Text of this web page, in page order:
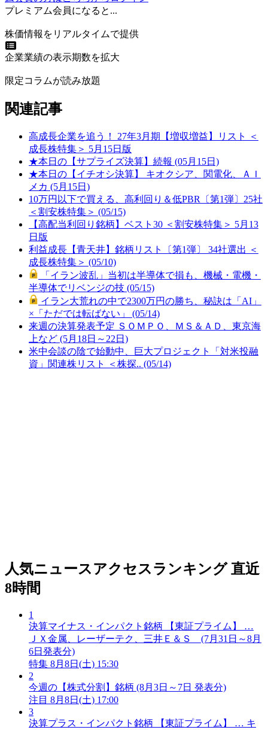
プレミアム会員になると...
株価情報をリアルタイムで提供
企業業績の表示期数を拡大
限定コラムが読み放題
関連記事
高成長企業を追う！ 27年3月期【増収増益】リスト ＜
成長株特集＞ 5月15日版
★本日の【サプライズ決算】続報 (05月15日)
★本日の【イチオシ決算】 キオクシア、関電化、ＡＩ
メカ (5月15日)
10万円以下で買える、高利回り＆低PBR〔第1弾〕25社
＜割安株特集＞ (05/15)
【高配当利回り銘柄】ベスト30 ＜割安株特集＞ 5月13
日版
利益成長【青天井】銘柄リスト〔第1弾〕 34社選出 ＜
成長株特集＞ (05/10)
「イラン波乱」当初は半導体で損も、機械・電機・
半導体でリベンジの技 (05/15)
イラン大荒れの中で2300万円の勝ち、秘訣は「AI」
×「ただでは転ばない」 (05/14)
来週の決算発表予定 ＳＯＭＰＯ、ＭＳ＆ＡＤ、東京海
上など (5月18日～22日)
米中会談の陰で始動中、巨大プロジェクト「対米投融
資」関連株リスト ＜株探.. (05/14)
人気ニュースアクセスランキング 直近
8時間
1
決算マイナス・インパクト銘柄 【東証プライム】 …
ＪＸ金属、レーザーテク、三井Ｅ＆Ｓ (7月31日～8月
6日発表分)
特集 8月8日(土) 15:30
2
今週の【株式分割】銘柄 (8月3日～7日 発表分)
注目 8月8日(土) 17:00
3
決算プラス・インパクト銘柄 【東証プライム】 … キ